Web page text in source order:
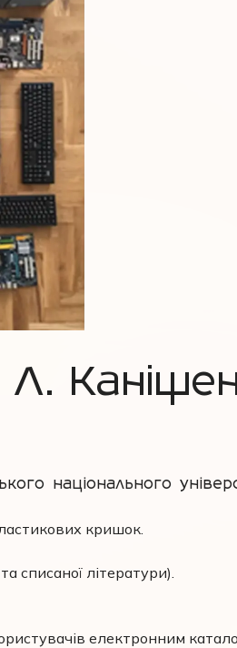
Л.
національного
кришок.
списаної літератури).
електронним